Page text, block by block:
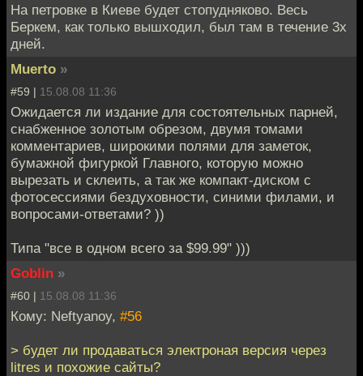
На петровке в Киеве будет стопудняково. Весь
Беркем, как только вышходил, был там в течение 3х
дней.
Muerto »
#59 | 15.08.08 11:36
Ожидается ли издание для состоятельных парней,
снабженное золотым обрезом, двумя томами
комментариев, широкими полями для заметок,
бумажной фигуркой Главного, которую можно
вырезать и склеить, а так же компакт-диском с
фотосессиями бездуховности, синими филами, и
вопросами-ответами? ))
Типа "все в одном всего за $99.99" )))
Goblin »
#60 | 15.08.08 11:36
Кому: Neftyanoy, #56
> будет ли продаваться электроная версия через
litres и похожие сайты?